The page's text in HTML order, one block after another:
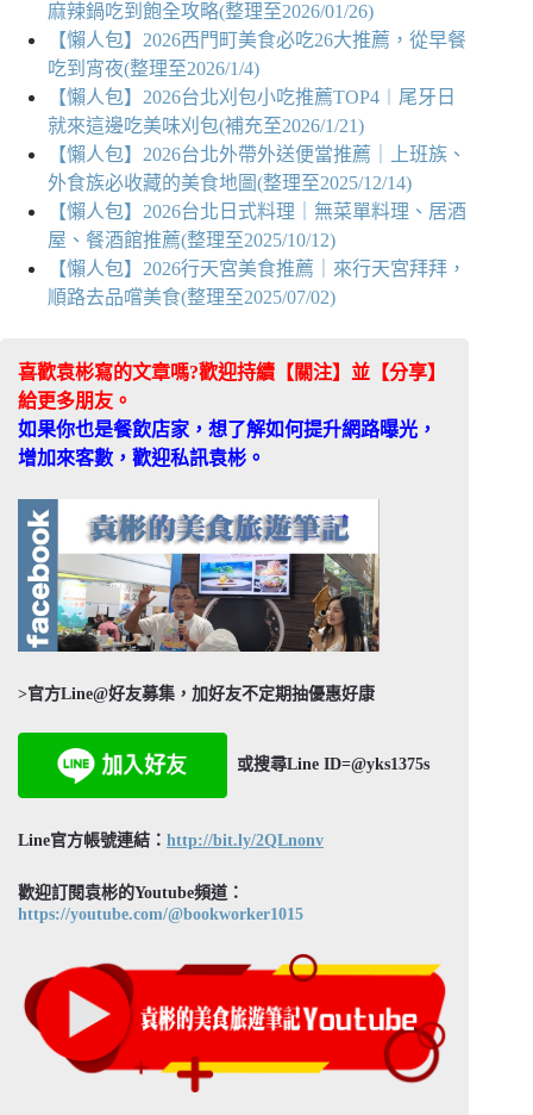
麻辣鍋吃到飽全攻略(整理至2026/01/26)
【懶人包】2026西門町美食必吃26大推薦，從早餐
吃到宵夜(整理至2026/1/4)
【懶人包】2026台北刈包小吃推薦TOP4︱尾牙日
就來這邊吃美味刈包(補充至2026/1/21)
【懶人包】2026台北外帶外送便當推薦｜上班族、
外食族必收藏的美食地圖(整理至2025/12/14)
【懶人包】2026台北日式料理｜無菜單料理、居酒
屋、餐酒館推薦(整理至2025/10/12)
【懶人包】2026行天宮美食推薦｜來行天宮拜拜，
順路去品嚐美食(整理至2025/07/02)
喜歡袁彬寫的文章嗎?歡迎持續【關注】並【分享】
給更多朋友。
如果你也是餐飲店家，想了解如何提升網路曝光，
增加來客數，歡迎私訊袁彬。
>官方Line@好友募集，加好友不定期抽優惠好康
或搜尋Line ID=@yks1375s
Line官方帳號連結： http://bit.ly/2QLnonv
歡迎訂閱袁彬的Youtube頻道：
https://youtube.com/@bookworker1015